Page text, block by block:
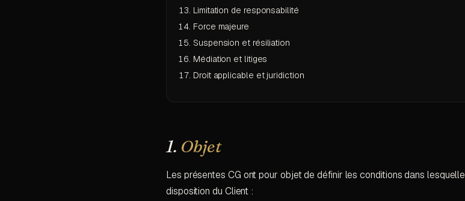
Limitation de responsabilité
Force majeure
Suspension et résiliation
Médiation et litiges
Droit applicable et juridiction
1. Objet
Les présentes CG ont pour objet de définir les conditions dans
disposition du Client :